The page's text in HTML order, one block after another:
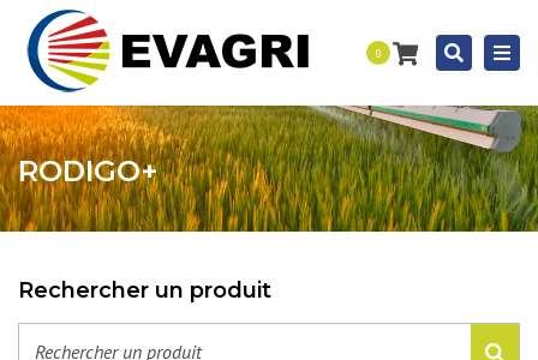
0
RODIGO+
Rechercher un produit